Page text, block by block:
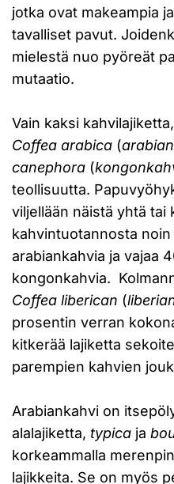
jotka ovat makeampia
tavalliset pavut.
mielestä nuo pyöreät
mutaatio.
Vain kaksi
Coffea arabica (
canephora (
teollisuutta.
viljellään näistä yhtä tai
kahvintuotannosta
arabiankahvia ja vajaa
kongonkahvia.
Coffea liberican (
prosentin verran
kitkerää lajiketta
parempien kahvien
Arabiankahvi on
alalajiketta, typica ja
korkeammalla
lajikkeita. Se on myös